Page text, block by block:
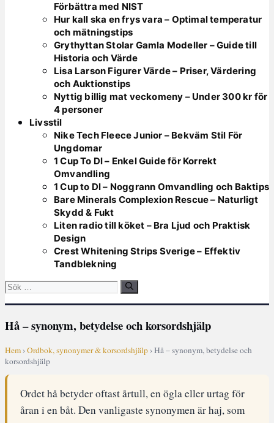
Förbättra med NIST
Hur kall ska en frys vara – Optimal temperatur
och mätningstips
Grythyttan Stolar Gamla Modeller – Guide till
Historia och Värde
Lisa Larson Figurer Värde – Priser, Värdering
och Auktionstips
Nyttig billig mat veckomeny – Under 300 kr för
4 personer
Livsstil
Nike Tech Fleece Junior – Bekväm Stil För
Ungdomar
1 Cup To Dl – Enkel Guide för Korrekt
Omvandling
1 Cup to Dl – Noggrann Omvandling och Baktips
Bare Minerals Complexion Rescue – Naturligt
Skydd & Fukt
Liten radio till köket – Bra Ljud och Praktisk
Design
Crest Whitening Strips Sverige – Effektiv
Tandblekning
Sök
Hå – synonym, betydelse och korsordshjälp
Hem›Ordbok, synonymer & korsordshjälp› Hå – synonym, betydelse och
korsordshjälp
Ordet hå betyder oftast årtull, en ögla eller urtag för
åran i en båt. Den vanligaste synonymen är haj, som